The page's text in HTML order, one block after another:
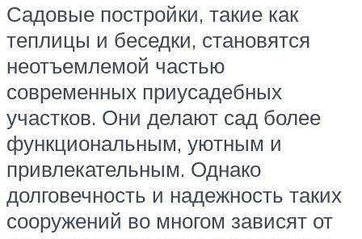
Садовые постройки, такие как
теплицы и беседки, становятся
неотъемлемой частью
современных приусадебных
участков. Они делают сад более
функциональным, уютным и
привлекательным. Однако
долговечность и надежность таких
сооружений во многом зависят от